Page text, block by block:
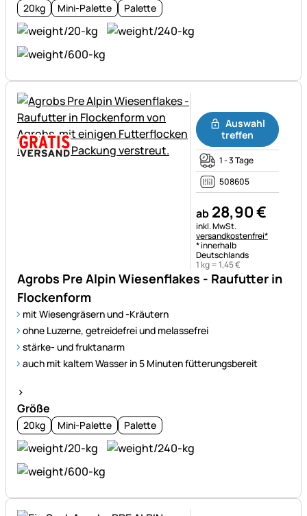
20kg Mini-Palette Palette
Agrobs Pre Alpin Wiesenflakes - Raufutter in
Flockenform
mit Wiesengräsern und -Kräutern
ohne Luzerne, getreidefrei und melassefrei
stärke- und fruktanarm
auch mit kaltem Wasser in 5 Minuten fütterungsbereit
>
Größe
20kg Mini-Palette Palette
Auswahl
treffen
1 - 3 Tage
508605
ab 28,90€
Steuerhinweis:
inkl. MwSt.
versandkostenfrei*
* innerhalb
Deutschlands
1 kg =1,45€